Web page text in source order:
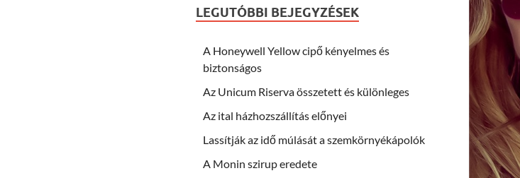
LEGUTÓBBI BEJEGYZÉSEK
A Honeywell Yellow cipő kényelmes és
biztonságos
Az Unicum Riserva összetett és különleges
Az ital házhozszállítás előnyei
Lassítják az idő múlását a szemkörnyékápolók
A Monin szirup eredete